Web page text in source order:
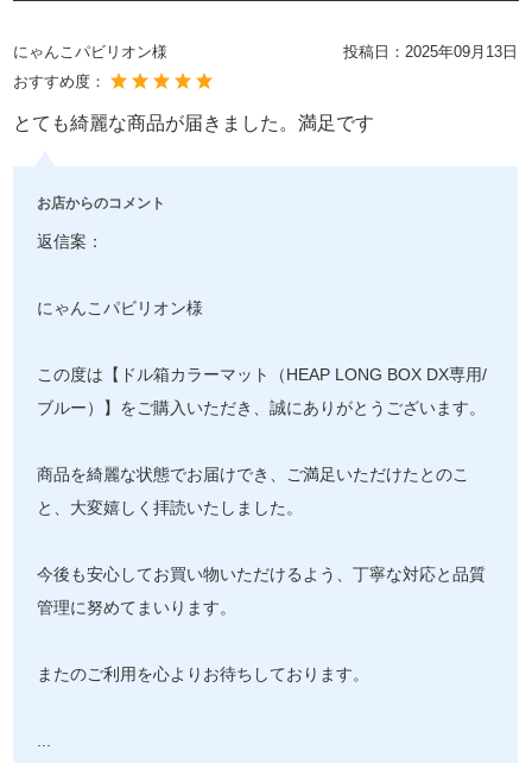
にゃんこパビリオン様 投稿日： 2025年09月13日
おすすめ度：
とても綺麗な商品が届きました。満足です
お店からのコメント
返信案：
にゃんこパビリオン様
この度は【ドル箱カラーマット（HEAP LONG BOX DX専用/
ブルー）】をご購入いただき、誠にありがとうございます。
商品を綺麗な状態でお届けでき、ご満足いただけたとのこ
と、大変嬉しく拝読いたしました。
今後も安心してお買い物いただけるよう、丁寧な対応と品質
管理に努めてまいります。
またのご利用を心よりお待ちしております。